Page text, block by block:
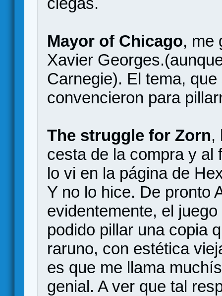
Mayor of Chicago, me
Xavier
Carnegie). El tema,
convencieron para
The struggle for Zorn,
cesta de la compra y al
lo vi en la página de
Y no lo hice. De pronto
evidentemente, el
podido pillar una copia
raruno, con estética
es que me llama
genial. A ver que tal